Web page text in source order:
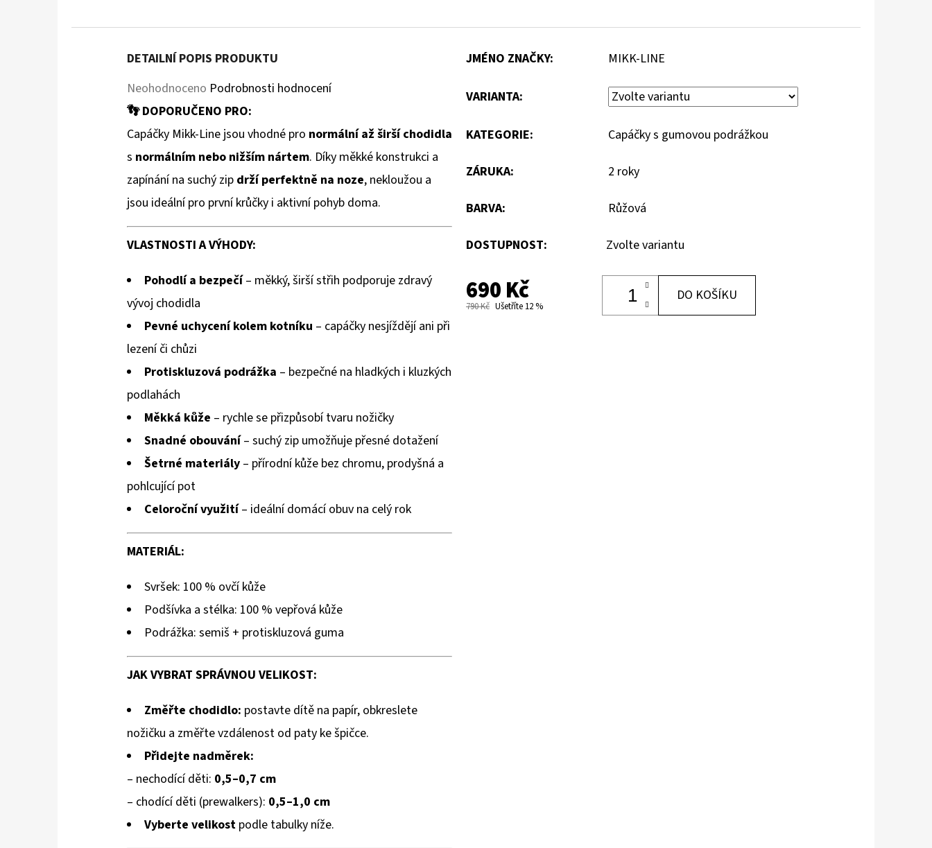
DETAILNÍ POPIS PRODUKTU
Průměrné
hodnocení
produktu
je
0,0
z
5
hvězdiček.
Neohodnoceno Podrobnosti hodnocení
👣 DOPORUČENO PRO:
Capáčky Mikk-Line jsou vhodné pro normální až širší chodidla
s normálním nebo nižším nártem. Díky měkké konstrukci a
zapínání na suchý zip drží perfektně na noze, nekloužou a
jsou ideální pro první krůčky i aktivní pohyb doma.
VLASTNOSTI A VÝHODY:
Pohodlí a bezpečí– měkký, širší střih podporuje zdravý
vývoj chodidla
Pevné uchycení kolem kotníku – capáčky nesjíždějí ani při
lezení či chůzi
Protiskluzová podrážka – bezpečné na hladkých i kluzkých
podlahách
Měkká kůže – rychle se přizpůsobí tvaru nožičky
Snadné obouvání– suchý zip umožňuje přesné dotažení
Šetrné materiály – přírodní kůže bez chromu, prodyšná a
pohlcující pot
Celoroční využití– ideální domácí obuv na celý rok
MATERIÁL:
Svršek: 100 % ovčí kůže
Podšívka a stélka: 100 % vepřová kůže
Podrážka: semiš + protiskluzová guma
JAK VYBRAT SPRÁVNOU VELIKOST:
Změřte chodidlo: postavte dítě na papír, obkreslete
nožičku a změřte vzdálenost od paty ke špičce.
Přidejte nadměrek:
– nechodící děti: 0,5–0,7 cm
– chodící děti (prewalkers): 0,5–1,0 cm
Vyberte velikost podle tabulky níže.
JMÉNO ZNAČKY: MIKK-LINE
VARIANTA:
KATEGORIE: Capáčky s gumovou podrážkou
ZÁRUKA: 2 roky
BARVA: Růžová
DOSTUPNOST: Zvolte variantu
690 Kč
790 Kč Ušetříte 12 %
DO KOŠÍKU